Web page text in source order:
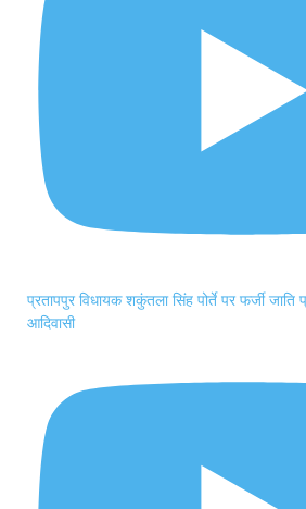
प्रतापपुर विधायक शकुंतला सिंह पोर्ते पर फर्जी
आदिवासी